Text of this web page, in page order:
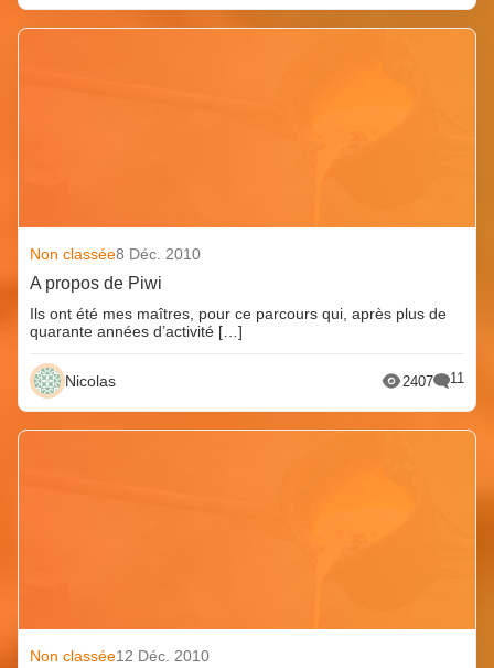
Non classée8 Déc. 2010
A propos de Piwi
Ils ont été mes maîtres, pour ce parcours qui, après plus de
quarante années d’activité […]
Nicolas 2407 11
Non classée12 Déc. 2010